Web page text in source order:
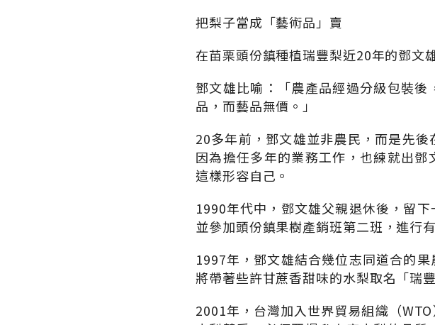
把梨子當成「藝術品」賣
在苗栗頭份鎮種植瑞豐梨近20年的鄧文
鄧文雄比喻：「農產品經過分級包裝
品，而藝品無價。」
20多年前，鄧文雄並非農民，而是先
因為擔任多年的業務工作，也練就出
這樣形容自己。
1990年代中，鄧文雄父親退休後，留
並參加頭份鎮果樹產銷班第二班，進行
1997年，鄧文雄結合幾位志同道合的
將帶著些許甘蔗香甜味的水梨取名「瑞
2001年，台灣加入世界貿易組織（